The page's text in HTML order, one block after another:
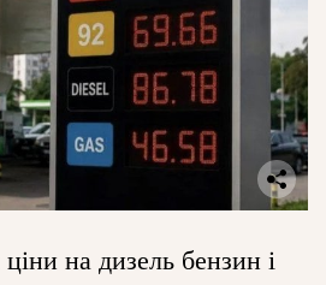
на дизель бензин і